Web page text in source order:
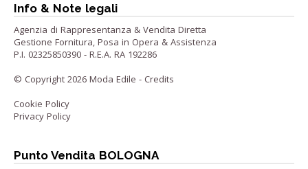
Info & Note legali
Agenzia di Rappresentanza & Vendita Diretta
Gestione Fornitura, Posa in Opera & Assistenza
P.I. 02325850390 - R.E.A. RA 192286
© Copyright 2026 Moda Edile - Credits
Cookie Policy
Privacy Policy
Punto Vendita BOLOGNA